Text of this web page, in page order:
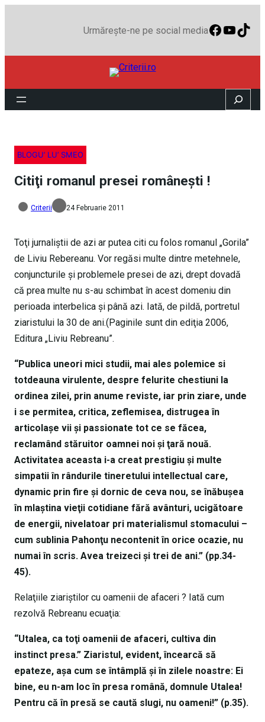
Urmărește-ne pe social media
Search
BLOGU’ LU’ SMEO
Citiţi romanul presei româneşti !
Criterii 24 Februarie 2011
Toţi jurnaliştii de azi ar putea citi cu folos romanul „Gorila”
de Liviu Rebereanu. Vor regăsi multe dintre metehnele,
conjuncturile şi problemele presei de azi, drept dovadă
că prea multe nu s-au schimbat în acest domeniu din
perioada interbelica şi până azi. Iată, de pildă, portretul
ziaristului la 30 de ani.(Paginile sunt din ediţia 2006,
Editura „Liviu Rebreanu”.
“Publica uneori mici studii, mai ales polemice si
totdeauna virulente, despre felurite chestiuni la
ordinea zilei, prin anume reviste, iar prin ziare, unde
i se permitea, critica, zeflemisea, distrugea în
articolaşe vii şi passionate tot ce se făcea,
reclamând stăruitor oamnei noi şi ţară nouă.
Activitatea aceasta i-a creat prestigiu şi multe
simpatii în rândurile tineretului intellectual care,
dynamic prin fire şi dornic de ceva nou, se înăbuşea
în mlaştina vieţii cotidiane fără avânturi, ucigătoare
de energii, nivelatoar pri materialismul stomacului –
cum sublinia Pahonţu necontenit în orice ocazie, nu
numai în scris. Avea treizeci şi trei de ani.” (pp.34-
45).
Relaţiile ziariştilor cu oamenii de afaceri ? Iată cum
rezolvă Rebreanu ecuaţia:
“Utalea, ca toţi oamenii de afaceri, cultiva din
instinct presa.” Ziaristul, evident, încearcă să
epateze, aşa cum se întâmplă şi în zilele noastre: Ei
bine, eu n-am loc în presa română, domnule Utalea!
Pentru că în presă se caută slugi, nu oameni!” (p.35).